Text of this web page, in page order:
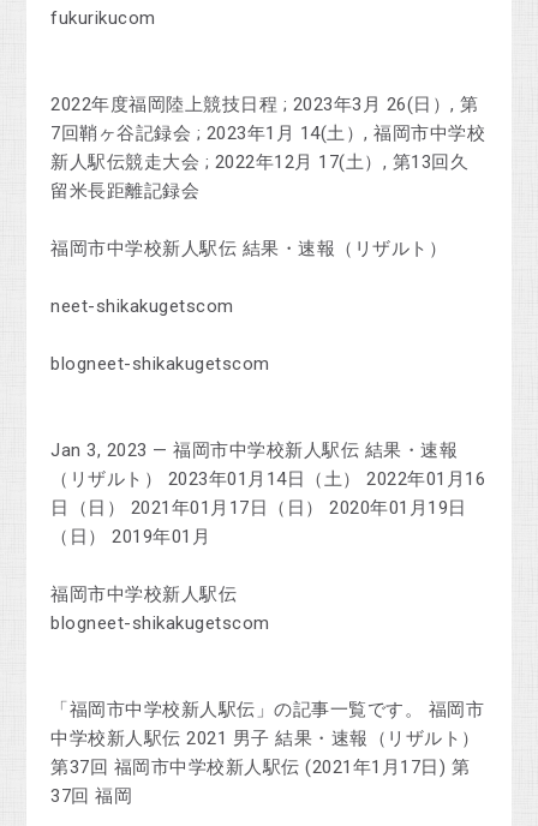
fukurikucom
2022年度福岡陸上競技日程 ; 2023年3月 26(日）, 第
7回鞘ヶ谷記録会 ; 2023年1月 14(土）, 福岡市中学校
新人駅伝競走大会 ; 2022年12月 17(土）, 第13回久
留米長距離記録会
福岡市中学校新人駅伝 結果・速報（リザルト）
neet-shikakugetscom
blogneet-shikakugetscom
Jan 3, 2023 — 福岡市中学校新人駅伝 結果・速報
（リザルト） 2023年01月14日（土） 2022年01月16
日（日） 2021年01月17日（日） 2020年01月19日
（日） 2019年01月
福岡市中学校新人駅伝
blogneet-shikakugetscom
「福岡市中学校新人駅伝」の記事一覧です。 福岡市
中学校新人駅伝 2021 男子 結果・速報（リザルト）
第37回 福岡市中学校新人駅伝 (2021年1月17日) 第
37回 福岡